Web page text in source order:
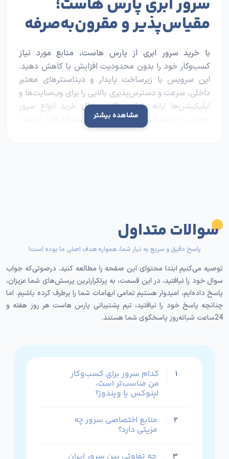
مقیاس‌پذیر و مقرون‌به‌صرفه
با خرید سرور ابری از پارس هاست، منابع مورد نیاز
کسب‌وکار خود را بدون محدودیت افزایش یا کاهش دهید.
این سرویس با زیرساخت پایدار و دیتاسنترهای معتبر
داخلی، سرعت و دسترس‌پذیری بالایی را برای وب‌سایت‌ها و
اپلیکیشن‌ها ارائه می‌کند. اگر به‌دنبال خرید انواع سرور
مجازی و اختصاصی
با هزینه منطقی و عملکرد قابل اعتماد
دیتاسنتر، نقطه‌ای است که کیفیت واقعی سرور شما در آن
شکل می‌گیرد. محل قرارگیری سرور، مسیر ارتباطی کاربران با
سایت یا سرویس شما را تعیین می‌کند و به‌صورت مستقیم
بر میزان سرعت، تاخیر و پایداری اثر می‌گذارد. خوب است
بدانید که انتخاب درست دیتاسنتر، حتی از افزایش منابع
سخت‌افزاری هم مهم‌تر است!
مزایای دیتاسنترهای داخل ایران عبارتند از:
مناسب وب‌سایت‌ها، فروشگاه‌ها و سرویس‌های با
مخاطب ایرانی
ارتباط پایدارتر در شبکه ملی و دسترسی سریع‌تر به
کاربران داخل کشور
مزایای دیتاسنترهای خارج عبارتند از:
متنوع
مشاهده بیشتر
سوالات متداول
پاسخ دقیق و سریع به نیاز شما، همواره هدف اصلی ما بوده است!
توصیه می‌کنیم ابتدا محتوای این صفحه را مطالعه کنید. درصوتی‌که جواب
سوال خود را نیافتید، در این قسمت، به پرتکرارترین پرسش‌های شما عزیزان،
پاسخ داده‌ایم، امیدوار هستیم تمامی ابهامات شما را برطرف کرده باشیم. اما
چنانچه پاسخ خود را نیافتید، تیم پشتیبانی پارس هاست هر روز هفته و
24ساعت شبانه‌روز پاسخگوی شما هستند.
۱ کدام سرور برای کسب‌وکار
من مناسب‌تر است،
لینوکس یا ویندوز؟
۲ منابع اختصاصی سرور چه
مزیتی دارد؟
۳